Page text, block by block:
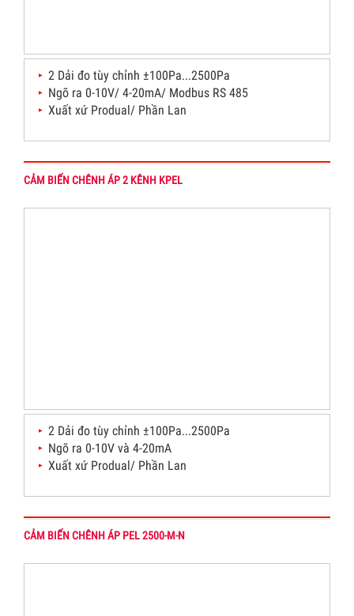
2 Dải đo tùy chỉnh ±100Pa...2500Pa
Ngõ ra 0-10V/ 4-20mA/ Modbus RS 485
Xuất xứ Produal/ Phần Lan
CẢM BIẾN CHÊNH ÁP 2 KÊNH KPEL
2 Dải đo tùy chỉnh ±100Pa...2500Pa
Ngõ ra 0-10V và 4-20mA
Xuất xứ Produal/ Phần Lan
CẢM BIẾN CHÊNH ÁP PEL 2500-M-N